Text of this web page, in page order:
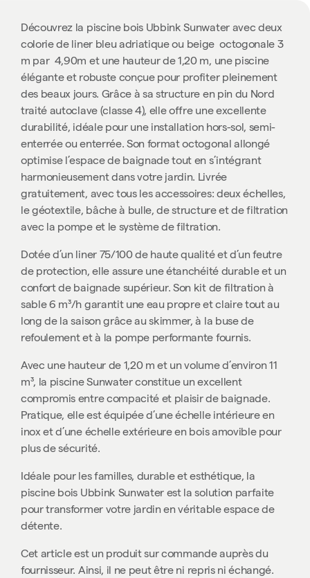
Découvrez la piscine bois Ubbink Sunwater avec deux
colorie de liner bleu adriatique ou beigeoctogonale 3
m par 4,90m et une hauteur de 1,20 m, une piscine
élégante et robuste conçue pour profiter pleinement
des beaux jours. Grâce à sa structure en pin du Nord
traité autoclave (classe 4), elle offre une excellente
durabilité, idéale pour une installation hors-sol, semi-
enterrée ou enterrée. Son format octogonal allongé
optimise l’espace de baignade tout en s’intégrant
harmonieusement dans votre jardin. Livrée
gratuitement, avec tous les accessoires: deux échelles,
le géotextile, bâche à bulle, de structure et de filtration
avec la pompe et le système de filtration.
Dotée d’un liner 75/100 de haute qualité et d’un feutre
de protection, elle assure une étanchéité durable et un
confort de baignade supérieur. Son kit de filtration à
sable 6 m³/h garantit une eau propre et claire tout au
long de la saison grâce au skimmer, à la buse de
refoulement et à la pompe performante fournis.
Avec une hauteur de 1,20 m et un volume d’environ 11
m³, la piscine Sunwater constitue un excellent
compromis entre compacité et plaisir de baignade.
Pratique, elle est équipée d’une échelle intérieure en
inox et d’une échelle extérieure en bois amovible pour
plus de sécurité.
Idéale pour les familles, durable et esthétique, la
piscine bois Ubbink Sunwater est la solution parfaite
pour transformer votre jardin en véritable espace de
détente.
Cet article est un produit sur commande auprès du
fournisseur. Ainsi, il ne peut être ni repris ni échangé.